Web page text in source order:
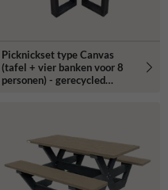
Picknickset type Canvas
(tafel + vier banken voor 8
personen) - gerecycled